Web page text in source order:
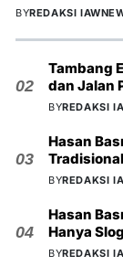
BYREDAKSI
02
Tambang
dan Jalan
BYREDAKSI
03
Hasan
BYREDAKSI
04
Hasan
Hanya
BYREDAKSI